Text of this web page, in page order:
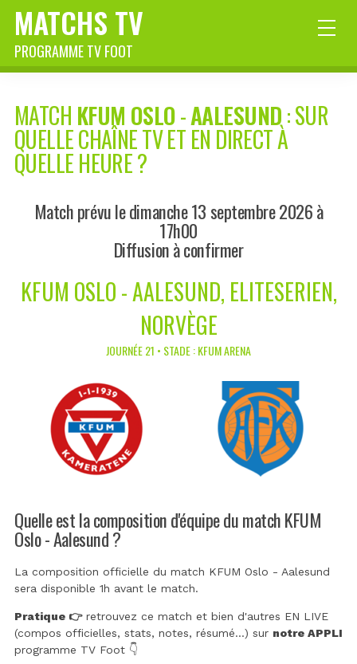
MATCHS TV
PROGRAMME TV FOOT
MATCH KFUM OSLO-AALESUND: SUR
QUELLE CHAÎNE TV ET EN DIRECT À
QUELLE HEURE ?
Match prévu le dimanche 13 septembre 2026 à
17h00
Diffusion à confirmer
KFUM OSLO - AALESUND, ELITESERIEN,
NORVÈGE
JOURNÉE 21 • STADE : KFUM ARENA
Quelle est la composition d'équipe du match KFUM
Oslo - Aalesund ?
La composition officielle du match KFUM Oslo - Aalesund
sera disponible 1h avant le match.
Pratique 👉retrouvez ce match et bien d'autres EN LIVE
(compos officielles, stats, notes, résumé...) sur notre APPLI
programme TV Foot 👇